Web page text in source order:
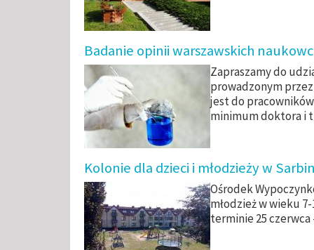
Badanie opinii warszawskich
Zapraszamy do
prowadzonym
jest do
minimum doktora i
Kolonie dla dzieci i młodzieży w
Ośrodek
młodzież w wieku
terminie 25 czerwca